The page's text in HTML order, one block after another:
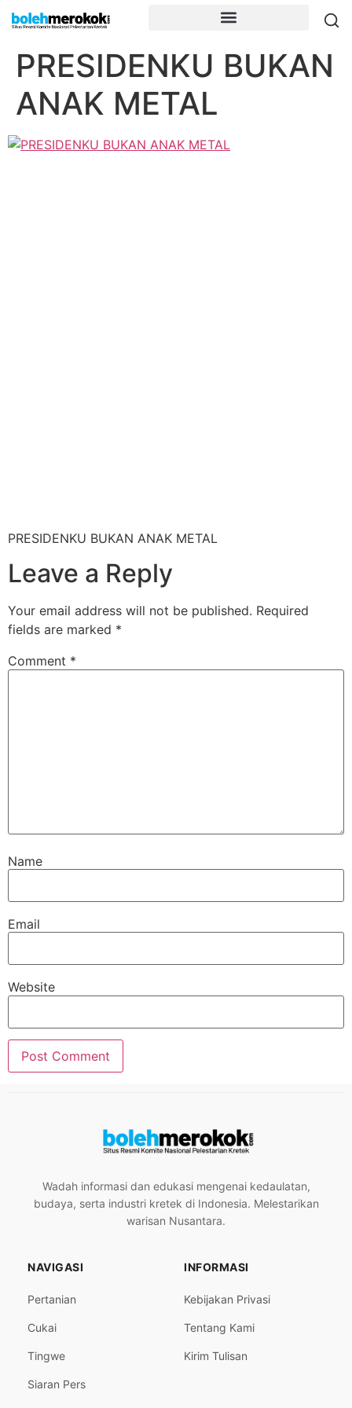
PRESIDENKU BUKAN
ANAK METAL
PRESIDENKU BUKAN ANAK METAL
Leave a Reply
Your email address will not be published. Required
fields are marked *
Comment *
Name
Email
Website
Wadah informasi dan edukasi mengenai kedaulatan,
budaya, serta industri kretek di Indonesia. Melestarikan
warisan Nusantara.
NAVIGASI
Pertanian
Cukai
Tingwe
Siaran Pers
INFORMASI
Kebijakan Privasi
Tentang Kami
Kirim Tulisan